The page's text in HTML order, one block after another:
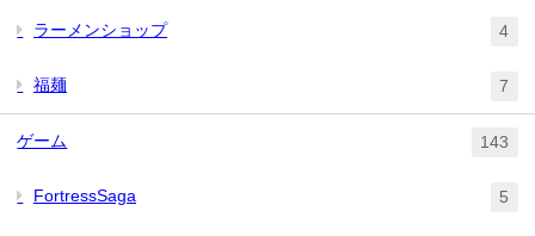
ラーメンショップ 4
福麺 7
ゲーム 143
FortressSaga 5